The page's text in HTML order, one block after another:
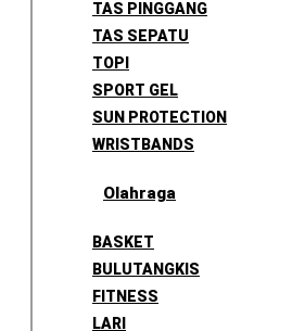
TAS PINGGANG
TAS SEPATU
TOPI
SPORT GEL
SUN PROTECTION
WRISTBANDS
Olahraga
BASKET
BULUTANGKIS
FITNESS
LARI